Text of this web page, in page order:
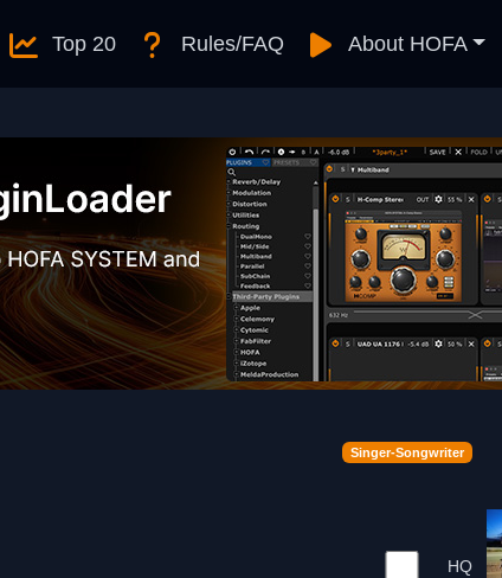
Top 20 Rules/FAQ About HOFA
Singer-Songwriter
HQ